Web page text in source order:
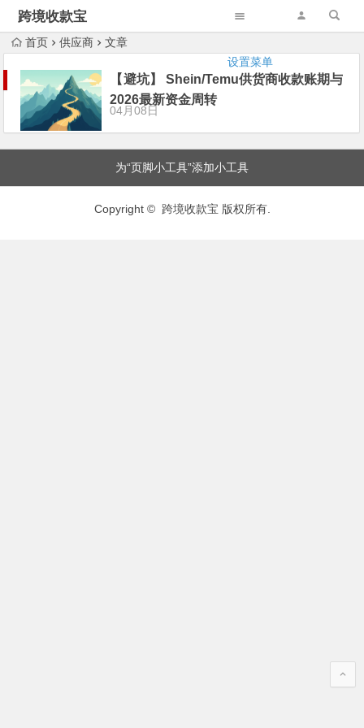
跨境收款宝
设置菜单
首页 供应商 文章
【避坑】 Shein/Temu供货商收款账期与
2026最新资金周转
04月08日
为“页脚小工具”添加小工具
Copyright © 跨境收款宝 版权所有.